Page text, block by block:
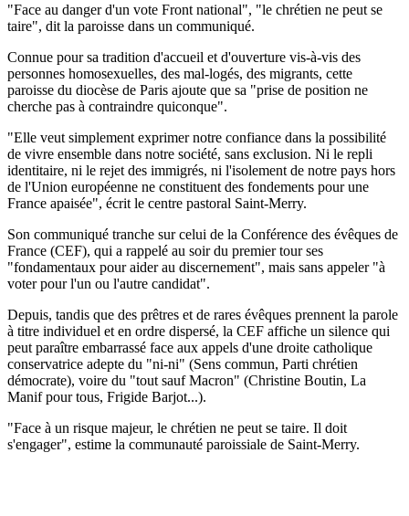
"Face au danger d'un vote Front national", "le chrétien ne peut se
taire", dit la paroisse dans un communiqué.
Connue pour sa tradition d'accueil et d'ouverture vis-à-vis des
personnes homosexuelles, des mal-logés, des migrants, cette
paroisse du diocèse de Paris ajoute que sa "prise de position ne
cherche pas à contraindre quiconque".
"Elle veut simplement exprimer notre confiance dans la possibilité
de vivre ensemble dans notre société, sans exclusion. Ni le repli
identitaire, ni le rejet des immigrés, ni l'isolement de notre pays hors
de l'Union européenne ne constituent des fondements pour une
France apaisée", écrit le centre pastoral Saint-Merry.
Son communiqué tranche sur celui de la Conférence des évêques de
France (CEF), qui a rappelé au soir du premier tour ses
"fondamentaux pour aider au discernement", mais sans appeler "à
voter pour l'un ou l'autre candidat".
Depuis, tandis que des prêtres et de rares évêques prennent la parole
à titre individuel et en ordre dispersé, la CEF affiche un silence qui
peut paraître embarrassé face aux appels d'une droite catholique
conservatrice adepte du "ni-ni" (Sens commun, Parti chrétien
démocrate), voire du "tout sauf Macron" (Christine Boutin, La
Manif pour tous, Frigide Barjot...).
"Face à un risque majeur, le chrétien ne peut se taire. Il doit
s'engager", estime la communauté paroissiale de Saint-Merry.